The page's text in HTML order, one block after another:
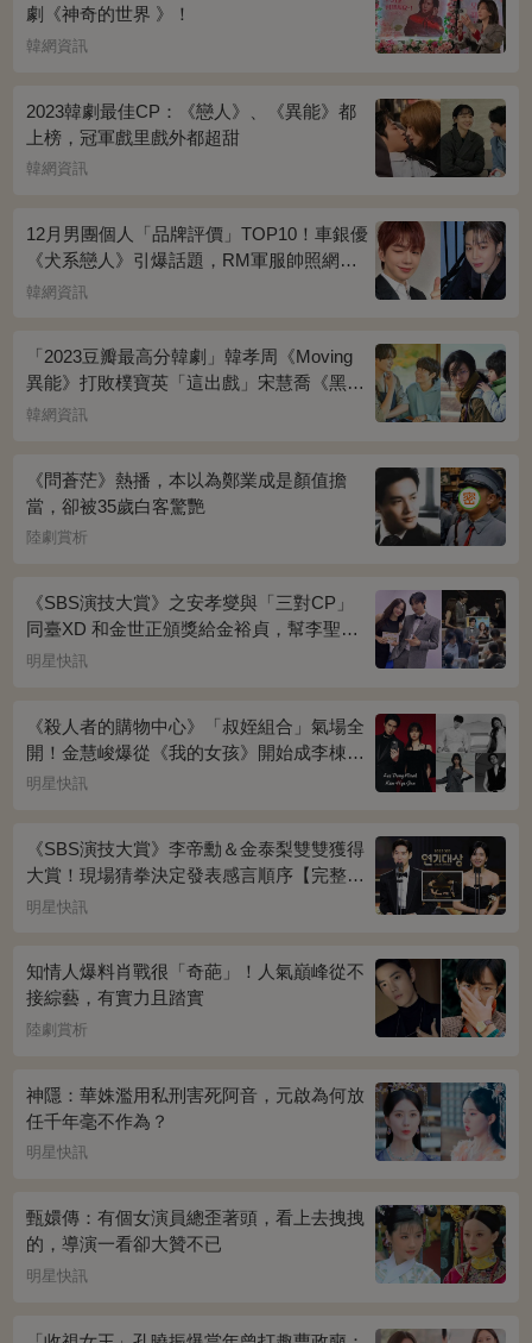
劇《神奇的世界 》！
韓網資訊
2023韓劇最佳CP：《戀人》、《異能》都
上榜，冠軍戲里戲外都超甜
韓網資訊
12月男團個人「品牌評價」TOP10！車銀優
《犬系戀人》引爆話題，RM軍服帥照網瘋
傳
韓網資訊
「2023豆瓣最高分韓劇」韓孝周《Moving
異能》打敗樸寶英「這出戲」宋慧喬《黑暗
榮耀》奪冠
韓網資訊
《問蒼茫》熱播，本以為鄭業成是顏值擔
當，卻被35歲白客驚艷
陸劇賞析
《SBS演技大賞》之安孝燮與「三對CP」
同臺XD 和金世正頒獎給金裕貞，幫李聖經
披外套超甜~
明星快訊
《殺人者的購物中心》「叔姪組合」氣場全
開！金慧峻爆從《我的女孩》開始成李棟旭
迷妹~
明星快訊
《SBS演技大賞》李帝勳＆金泰梨雙雙獲得
大賞！現場猜拳決定發表感言順序【完整得
獎名單】
明星快訊
知情人爆料肖戰很「奇葩」！人氣巔峰從不
接綜藝，有實力且踏實
陸劇賞析
神隱：華姝濫用私刑害死阿音，元啟為何放
任千年毫不作為？
明星快訊
甄嬛傳：有個女演員總歪著頭，看上去拽拽
的，導演一看卻大贊不已
明星快訊